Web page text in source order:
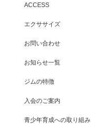
ACCESS
エクササイズ
お問い合わせ
お知らせ一覧
ジムの特徴
入会のご案内
青少年育成への取り組み